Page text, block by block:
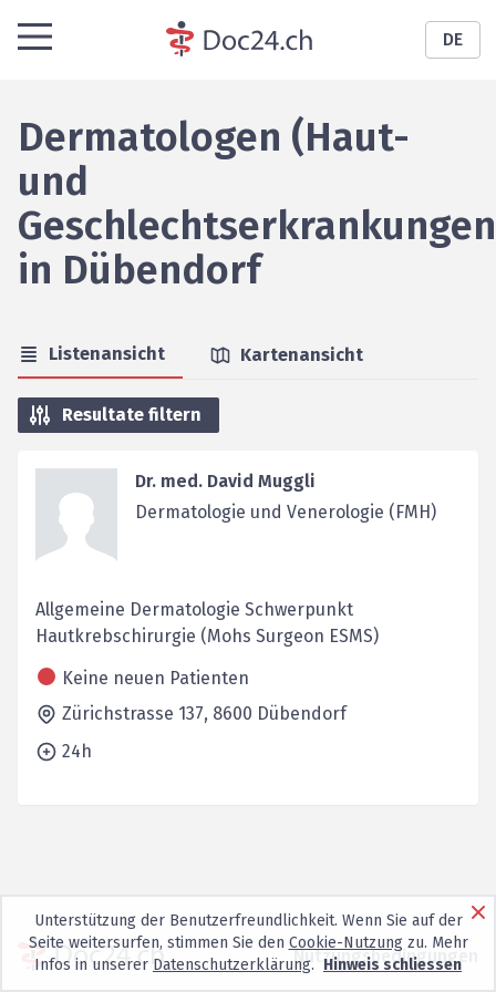
DE
Dermatologen (Haut-
und
in Dübendorf
Listenansicht Kartenansicht
Resultate filtern
Dr. med. David Muggli
Dermatologie und Venerologie (FMH)
Allgemeine Dermatologie Schwerpunkt
Hautkrebschirurgie (Mohs Surgeon ESMS)
Keine neuen Patienten
Zürichstrasse 137, 8600 Dübendorf
24h
Nutzungsbedingungen
Unterstützung der Benutzerfreundlichkeit. Wenn Sie auf der
Seite weitersurfen, stimmen Sie den Cookie-Nutzungzu. Mehr
Infos in unserer Datenschutzerklärung. Hinweis schliessen